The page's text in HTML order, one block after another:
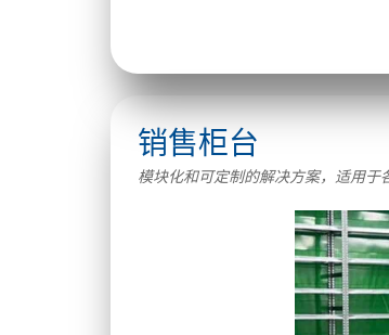
销售柜台
模块化和可定制的解决方案，适用于